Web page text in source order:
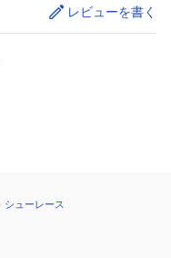
レビューを書く
シューレース